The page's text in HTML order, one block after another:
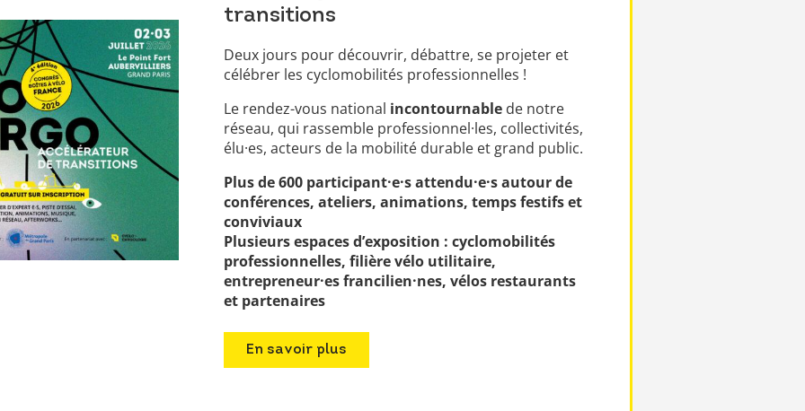
transitions
Deux jours pour découvrir, débattre, se projeter et
célébrer les cyclomobilités professionnelles !
Le rendez-vous national incontournable de notre
réseau, qui rassemble professionnel·les, collectivités,
élu·es, acteurs de la mobilité durable et grand public.
Plus de 600 participant·e·s attendu·e·s autour de
conférences, ateliers, animations, temps festifs et
conviviaux
Plusieurs espaces d’exposition : cyclomobilités
professionnelles, filière vélo utilitaire,
entrepreneur·es francilien·nes, vélos restaurants
et partenaires
En savoir plus